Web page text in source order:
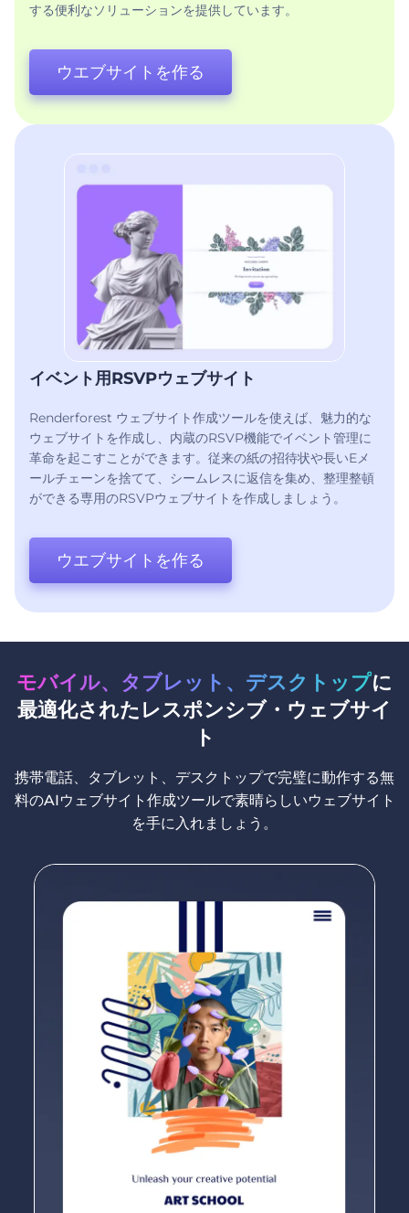
する便利なソリューションを提供しています。
ウエブサイトを作る
イベント用RSVPウェブサイト
Renderforest ウェブサイト作成ツールを使えば、魅力的な
ウェブサイトを作成し、内蔵のRSVP機能でイベント管理に
革命を起こすことができます。従来の紙の招待状や長いEメ
ールチェーンを捨てて、シームレスに返信を集め、整理整頓
ができる専用のRSVPウェブサイトを作成しましょう。
ウエブサイトを作る
モバイル、タブレット、デスクトップに
最適化されたレスポンシブ・ウェブサイ
ト
携帯電話、タブレット、デスクトップで完璧に動作する無
料のAIウェブサイト作成ツールで素晴らしいウェブサイト
を手に入れましょう。